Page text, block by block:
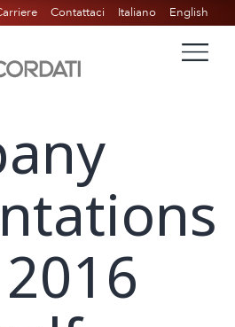
Contattaci Italiano English